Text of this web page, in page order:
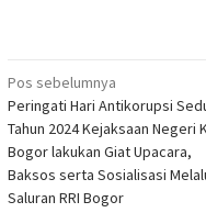
Navigasi
pos
Pos sebelumnya
Peringati Hari Antikorupsi
Tahun 2024 Kejaksaan Negeri
Bogor lakukan Giat Upacara,
Baksos serta Sosialisasi
Saluran RRI Bogor